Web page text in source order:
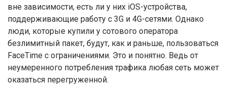
вне зависимости, есть ли у них iOS-устройства,
поддерживающие работу с 3G и 4G-сетями. Однако
люди, которые купили у сотового оператора
безлимитный пакет, будут, как и раньше, пользоваться
FaceTime с ограничениями. Это и понятно. Ведь от
неумеренного потребления трафика любая сеть может
оказаться перегруженной.